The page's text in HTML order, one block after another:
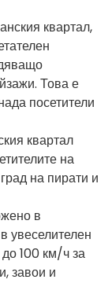
квартал,
Това е
посетители
квартал
на
на пирати и
в
увеселителен
до 100 км/ч за
завои и